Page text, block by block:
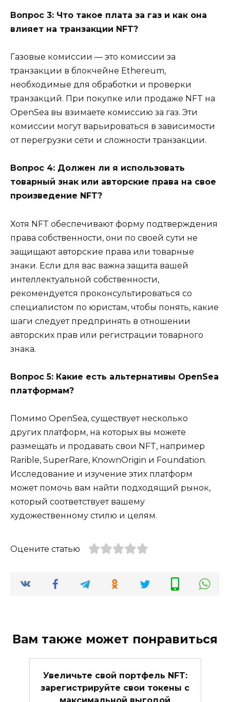
Вопрос 3: Что такое плата за газ и как она
влияет на транзакции NFT?
Газовые комиссии — это комиссии за
транзакции в блокчейне Ethereum,
необходимые для обработки и проверки
транзакций. При покупке или продаже NFT на
OpenSea вы взимаете комиссию за газ. Эти
комиссии могут варьироваться в зависимости
от перегрузки сети и сложности транзакции.
Вопрос 4: Должен ли я использовать
товарный знак или авторские права на свое
произведение NFT?
Хотя NFT обеспечивают форму подтверждения
права собственности, они по своей сути не
защищают авторские права или товарные
знаки. Если для вас важна защита вашей
интеллектуальной собственности,
рекомендуется проконсультироваться со
специалистом по юристам, чтобы понять, какие
шаги следует предпринять в отношении
авторских прав или регистрации товарного
знака.
Вопрос 5: Какие есть альтернативы OpenSea
платформам?
Помимо OpenSea, существует несколько
других платформ, на которых вы можете
размещать и продавать свои NFT, например
Rarible, SuperRare, KnownOrigin и Foundation.
Исследование и изучение этих платформ
может помочь вам найти подходящий рынок,
который соответствует вашему
художественному стилю и целям.
Оцените статью
Вам также может понравиться
Увеличьте свой портфель NFT:
зарегистрируйте свои токены с
максимальной выгодой